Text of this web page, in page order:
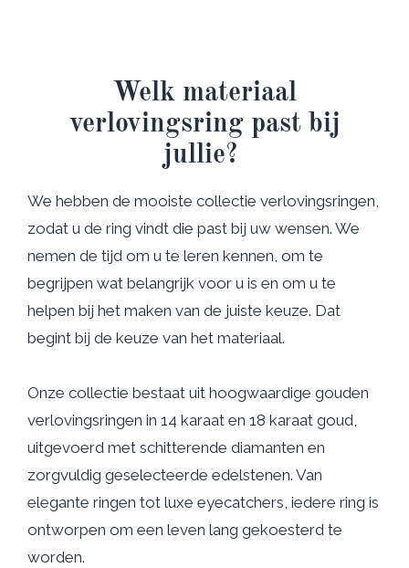
Welk materiaal
verlovingsring past bij
jullie?
We hebben de mooiste collectie verlovingsringen,
zodat u de ring vindt die past bij uw wensen. We
nemen de tijd om u te leren kennen, om te
begrijpen wat belangrijk voor u is en om u te
helpen bij het maken van de juiste keuze. Dat
begint bij de keuze van het materiaal.
Onze collectie bestaat uit hoogwaardige gouden
verlovingsringen in 14 karaat en 18 karaat goud,
uitgevoerd met schitterende diamanten en
zorgvuldig geselecteerde edelstenen. Van
elegante ringen tot luxe eyecatchers, iedere ring is
ontworpen om een leven lang gekoesterd te
worden.